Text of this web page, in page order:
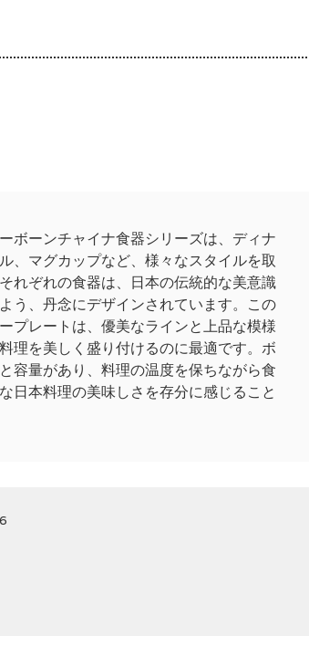
ボーンチャイナ食器シリーズは、ディナ
、マグカップなど、様々なスタイルを取
れぞれの食器は、日本の伝統的な美意識
う、丹念にデザインされています。この
プレートは、優美なラインと上品な模様
理を美しく盛り付けるのに最適です。ボ
容量があり、料理の温度を保ちながら食
日本料理の美味しさを存分に感じること